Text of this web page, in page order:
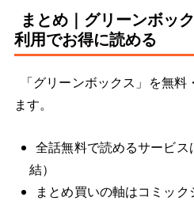
まとめ｜グリーンボッ
利用でお得に読める
「グリーンボックス」を無
ます。
全話無料で読めるサービ
結）
まとめ買いの軸はコミック